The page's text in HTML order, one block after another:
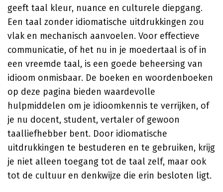
geeft taal kleur, nuance en culturele diepgang.
Een taal zonder idiomatische uitdrukkingen zou
vlak en mechanisch aanvoelen. Voor effectieve
communicatie, of het nu in je moedertaal is of in
een vreemde taal, is een goede beheersing van
idioom onmisbaar. De boeken en woordenboeken
op deze pagina bieden waardevolle
hulpmiddelen om je idioomkennis te verrijken, of
je nu docent, student, vertaler of gewoon
taalliefhebber bent. Door idiomatische
uitdrukkingen te bestuderen en te gebruiken, krijg
je niet alleen toegang tot de taal zelf, maar ook
tot de cultuur en denkwijze die erin besloten ligt.